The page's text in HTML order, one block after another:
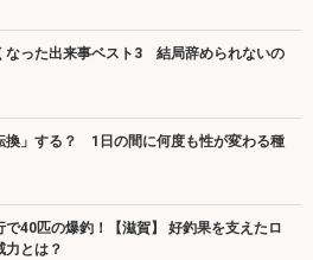
なった出来事ベスト3 結局辞められないの
換」する？ 1日の間に何度も性が変わる種
で40匹の爆釣！【滋賀】 好釣果を支えたロ
力とは？